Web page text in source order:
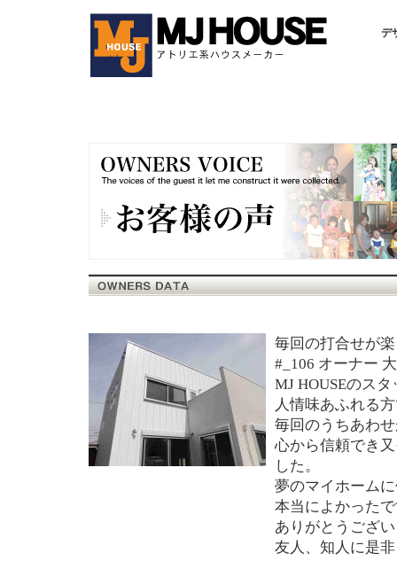
デ
毎回の打合せが
#_106 オーナー
MJ HOUSEのス
人情味あふれる
毎回のうちあわ
心から信頼でき
した。
夢のマイホーム
本当によかった
ありがとうござ
友人、知人に是